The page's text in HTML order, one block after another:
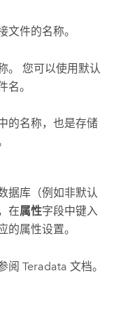
文件的名称。
。 您可以使用默认
。
的名称，也是存储
据库（例如非默认
在属性字段中键入
的属性设置。
阅 Teradata 文档。